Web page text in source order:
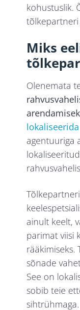
kohustuslik.
tõlkepartneri
Miks
Olenemata
lokaliseerida
agentuuriga
ainult keelt,
parimat viisi
rääkimiseks.
sõnade
See on
sobib teie
sihtrühmaga.